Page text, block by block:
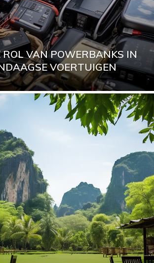
ROL VAN POWERBANKS IN
VOERTUIGEN